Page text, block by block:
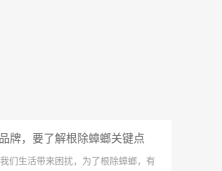
牌，要了解根除蟑螂关键点
们生活带来困扰，为了根除蟑螂，有